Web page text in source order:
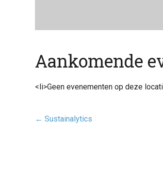
Aankomende
<li>Geen evenementen op deze
Post
← Sustainalytics